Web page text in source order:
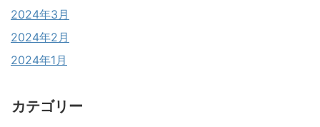
2024年3月
2024年2月
2024年1月
カテゴリー